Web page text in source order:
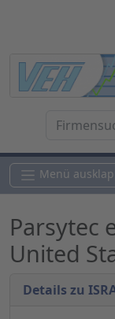
Menü
Parsytec
United
Details zu